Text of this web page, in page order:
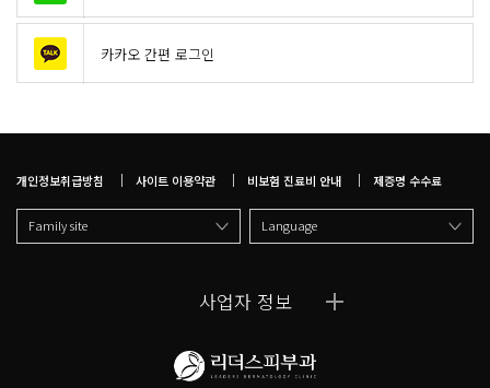
카카오 간편 로그인
개인정보취급방침 사이트 이용약관 비보험 진료비 안내 제증명 수수료
Family site Language
사업자 정보